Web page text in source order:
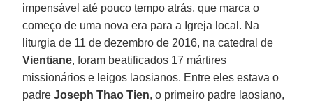
impensável até pouco tempo atrás, que marca o
começo de uma nova era para a Igreja local. Na
liturgia de 11 de dezembro de 2016, na catedral de
Vientiane, foram beatificados 17 mártires
missionários e leigos laosianos. Entre eles estava o
padreJoseph Thao Tien, o primeiro padre laosiano,